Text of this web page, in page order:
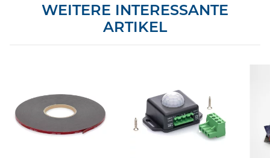
WEITERE INTERESSANTE
ARTIKEL